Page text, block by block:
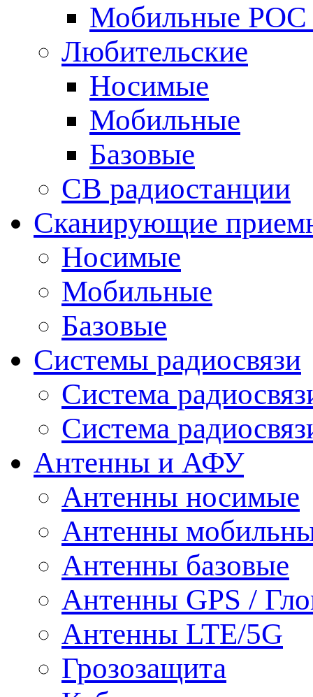
Мобильные POC
Любительские
Носимые
Мобильные
Базовые
CB радиостанции
Сканирующие
Носимые
Мобильные
Базовые
Системы радиосвязи
Система
Система
Антенны и АФУ
Антенны носимые
Антенны
Антенны базовые
Антенны GPS /
Антенны LTE/5G
Грозозащита